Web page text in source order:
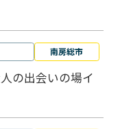
南房総市
の出会いの場イ